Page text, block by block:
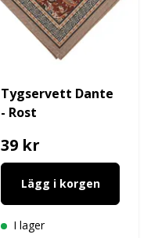
Tygservett Dante
- Rost
39 kr
Lägg i korgen
I lager